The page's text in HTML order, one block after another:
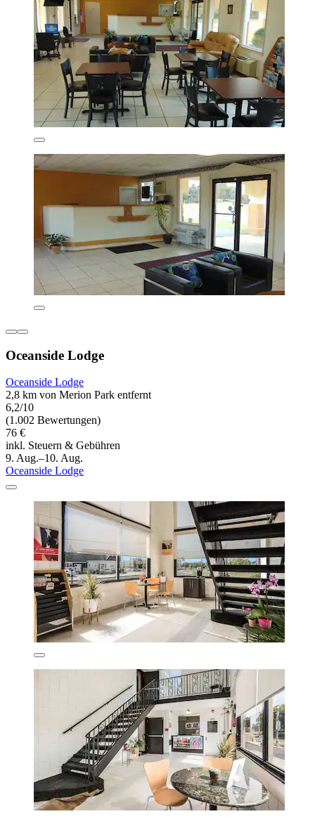
Oceanside Lodge
Oceanside Lodge
2,8 km von Merion Park entfernt
6,2/10
(1.002 Bewertungen)
76 €
inkl. Steuern & Gebühren
9. Aug.–10. Aug.
Oceanside Lodge